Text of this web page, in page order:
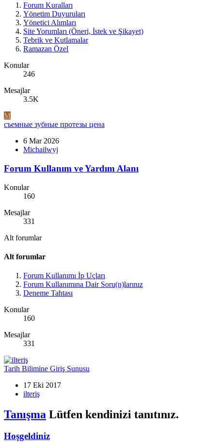
Forum Kuralları
Yönetim Duyuruları
Yönetici Alımları
Site Yorumları (Öneri, İstek ve Şikayet)
Tebrik ve Kutlamalar
Ramazan Özel
Konular
246
Mesajlar
3.5K
M
съемные зубные протезы цена
6 Mar 2026
Michailwyj
Forum Kullanım ve Yardım Alanı
Konular
160
Mesajlar
331
Alt forumlar
Alt forumlar
Forum Kullanımı İp Uçları
Forum Kullanımına Dair Soru(n)larınız
Deneme Tahtası
Konular
160
Mesajlar
331
Tarih Bilimine Giriş Sunusu
17 Eki 2017
ilteriş
Tanışma Lütfen kendinizi tanıtınız.
Hoşgeldiniz